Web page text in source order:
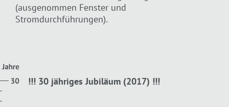
(ausgenommen Fenster und
Stromdurchführungen).
!!! 30 jähriges Jubiläum (2017) !!!